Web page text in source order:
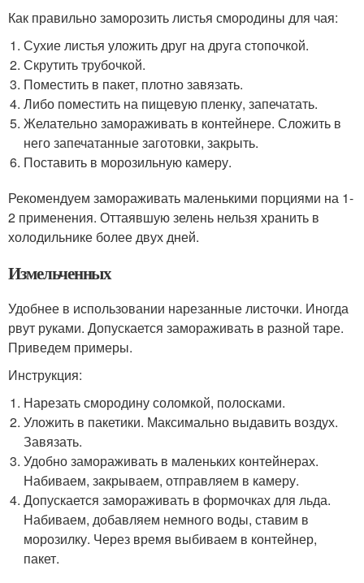
Как правильно заморозить листья смородины для чая:
Сухие листья уложить друг на друга стопочкой.
Скрутить трубочкой.
Поместить в пакет, плотно завязать.
Либо поместить на пищевую пленку, запечатать.
Желательно замораживать в контейнере. Сложить в
него запечатанные заготовки, закрыть.
Поставить в морозильную камеру.
Рекомендуем замораживать маленькими порциями на 1-
2 применения. Оттаявшую зелень нельзя хранить в
холодильнике более двух дней.
Измельченных
Удобнее в использовании нарезанные листочки. Иногда
рвут руками. Допускается замораживать в разной таре.
Приведем примеры.
Инструкция:
Нарезать смородину соломкой, полосками.
Уложить в пакетики. Максимально выдавить воздух.
Завязать.
Удобно замораживать в маленьких контейнерах.
Набиваем, закрываем, отправляем в камеру.
Допускается замораживать в формочках для льда.
Набиваем, добавляем немного воды, ставим в
морозилку. Через время выбиваем в контейнер,
пакет.